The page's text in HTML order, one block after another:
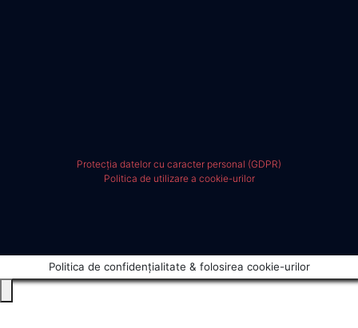
Protecția datelor cu caracter personal (GDPR)
Politica de utilizare a cookie-urilor
Politica de confidențialitate & folosirea cookie-urilor